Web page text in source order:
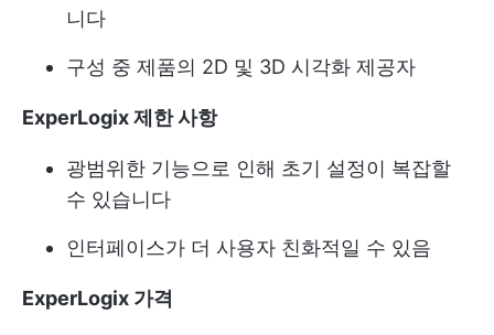
니다
구성 중 제품의 2D 및 3D 시각화 제공자
ExperLogix 제한 사항
광범위한 기능으로 인해 초기 설정이 복잡할
수 있습니다
인터페이스가 더 사용자 친화적일 수 있음
ExperLogix 가격